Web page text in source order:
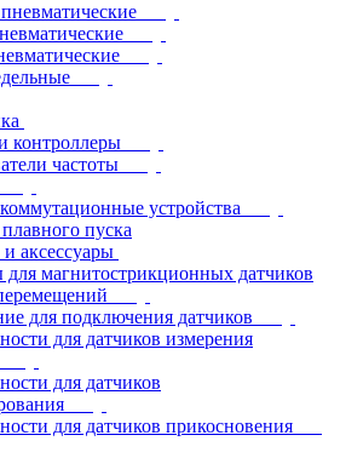
контроллеры
частоты
устройства
пуска
аксессуары
для магнитострикционных датчиков
для подключения датчиков
для датчиков измерения
для датчиков
для датчиков прикосновения